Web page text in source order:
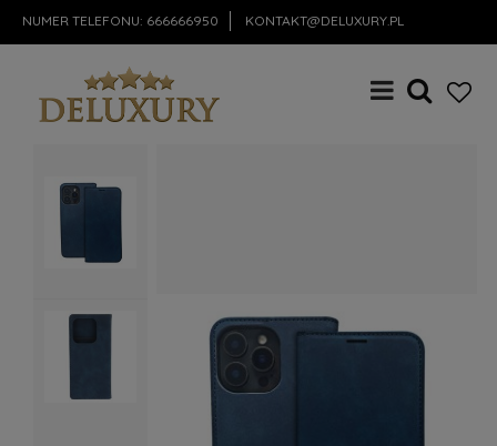
NUMER TELEFONU: 666666950 KONTAKT@DELUXURY.PL